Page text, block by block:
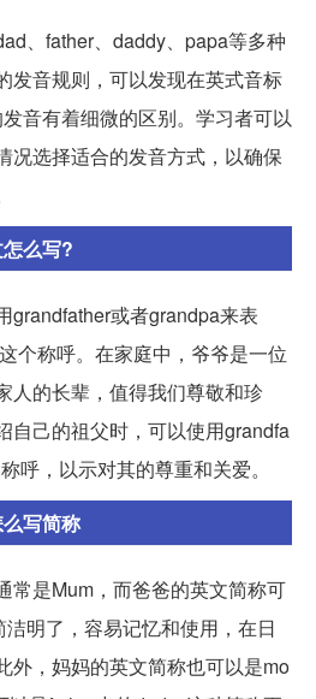
、father、daddy、papa等多种
发音规则，可以发现在英式音标
音有着细微的区别。学习者可以
况选择适合的发音方式，以确保
么写?
grandfather或者grandpa来表
个称呼。在家庭中，爷爷是一位
人的长辈，值得我们尊敬和珍
自己的祖父时，可以使用grandfa
呼，以示对其的尊重和关爱。
写简称
常是Mum，而爸爸的英文简称可
明了，容易记忆和使用，在日
外，妈妈的英文简称也可以是mo